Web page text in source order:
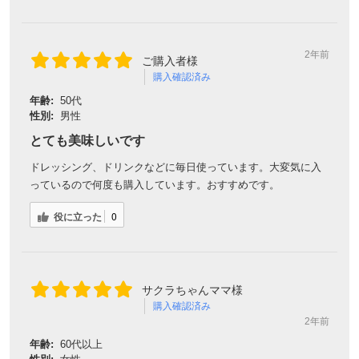
ご購入者様
購入確認済み
2年前
年齢: 50代
性別:
男性
とても美味しいです
ドレッシング、ドリンクなどに毎日使っています。大変気に入
っているので何度も購入しています。おすすめです。
役に立った 0
サクラちゃんママ様
購入確認済み
2年前
年齢: 60代以上